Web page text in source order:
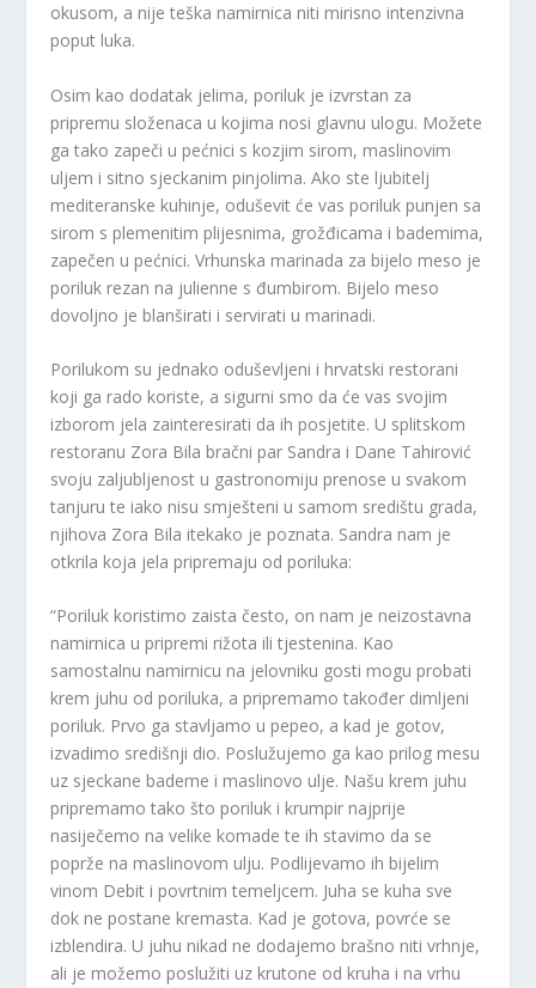
okusom, a nije teška namirnica niti mirisno intenzivna
poput luka.
Osim kao dodatak jelima, poriluk je izvrstan za
pripremu složenaca u kojima nosi glavnu ulogu. Možete
ga tako zapeči u pećnici s kozjim sirom, maslinovim
uljem i sitno sjeckanim pinjolima. Ako ste ljubitelj
mediteranske kuhinje, oduševit će vas poriluk punjen sa
sirom s plemenitim plijesnima, grožđicama i bademima,
zapečen u pećnici. Vrhunska marinada za bijelo meso je
poriluk rezan na julienne s đumbirom. Bijelo meso
dovoljno je blanširati i servirati u marinadi.
Porilukom su jednako oduševljeni i hrvatski restorani
koji ga rado koriste, a sigurni smo da će vas svojim
izborom jela zainteresirati da ih posjetite. U splitskom
restoranu Zora Bila bračni par Sandra i Dane Tahirović
svoju zaljubljenost u gastronomiju prenose u svakom
tanjuru te iako nisu smješteni u samom središtu grada,
njihova Zora Bila itekako je poznata. Sandra nam je
otkrila koja jela pripremaju od poriluka:
“Poriluk koristimo zaista često, on nam je neizostavna
namirnica u pripremi rižota ili tjestenina. Kao
samostalnu namirnicu na jelovniku gosti mogu probati
krem juhu od poriluka, a pripremamo također dimljeni
poriluk. Prvo ga stavljamo u pepeo, a kad je gotov,
izvadimo središnji dio. Poslužujemo ga kao prilog mesu
uz sjeckane bademe i maslinovo ulje. Našu krem juhu
pripremamo tako što poriluk i krumpir najprije
nasiječemo na velike komade te ih stavimo da se
poprže na maslinovom ulju. Podlijevamo ih bijelim
vinom Debit i povrtnim temeljcem. Juha se kuha sve
dok ne postane kremasta. Kad je gotova, povrće se
izblendira. U juhu nikad ne dodajemo brašno niti vrhnje,
ali je možemo poslužiti uz krutone od kruha i na vrhu